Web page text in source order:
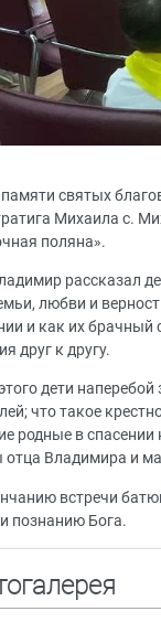
святых
Михаила с.
поляна».
рассказал
любви и
и как их брачный
друг к другу.
дети
что такое
родные в
отца Владимира и
встречи
познанию Бога.